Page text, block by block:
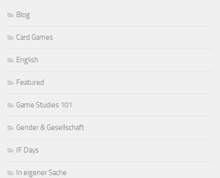
Blog
Card Games
English
Featured
Game Studies 101
Gender & Gesellschaft
IF Days
In eigener Sache